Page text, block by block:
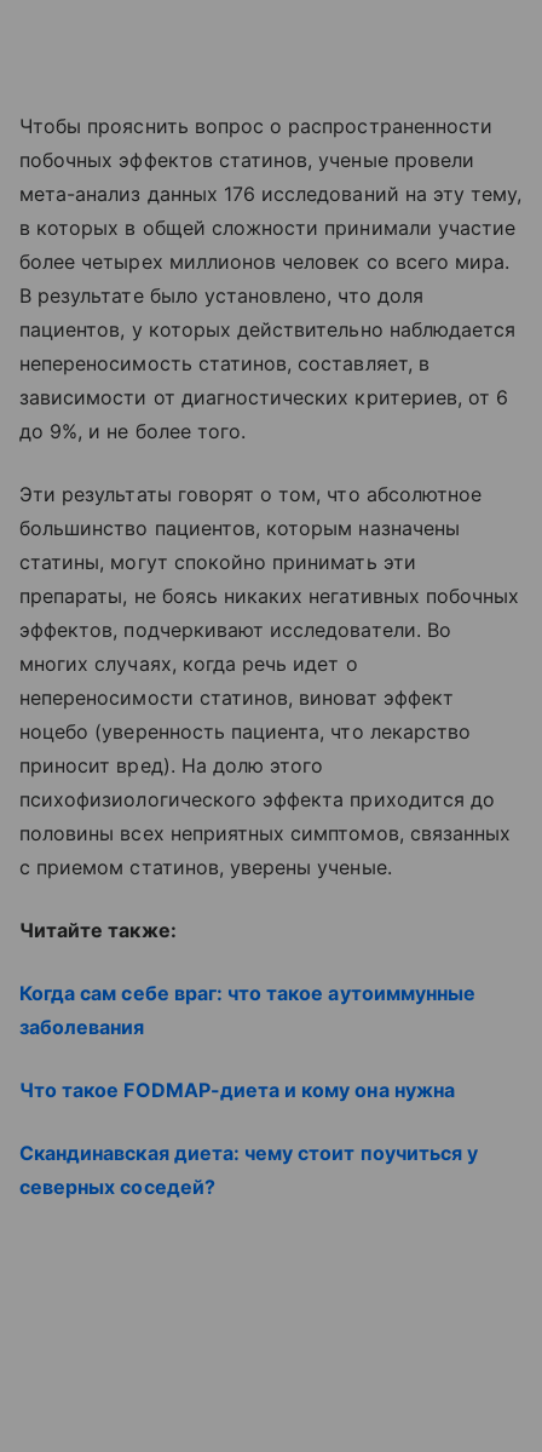
Чтобы прояснить вопрос о распространенности
побочных эффектов статинов, ученые провели
мета-анализ данных 176 исследований на эту тему,
в которых в общей сложности принимали участие
более четырех миллионов человек со всего мира.
В результате было установлено, что доля
пациентов, у которых действительно наблюдается
непереносимость статинов, составляет, в
зависимости от диагностических критериев, от 6
до 9%, и не более того.
Эти результаты говорят о том, что абсолютное
большинство пациентов, которым назначены
статины, могут спокойно принимать эти
препараты, не боясь никаких негативных побочных
эффектов, подчеркивают исследователи. Во
многих случаях, когда речь идет о
непереносимости статинов, виноват эффект
ноцебо (уверенность пациента, что лекарство
приносит вред). На долю этого
психофизиологического эффекта приходится до
половины всех неприятных симптомов, связанных
с приемом статинов, уверены ученые.
Читайте также:
Когда сам себе враг: что такое аутоиммунные
заболевания
Что такое FODMAP-диета и кому она нужна
Скандинавская диета: чему стоит поучиться у
северных соседей?